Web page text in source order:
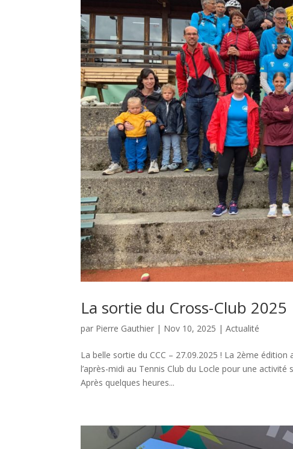
La sortie du Cross-Club 2025
par Pierre Gauthier | Nov 10, 2025 |Actualité
La belle sortie du CCC – 27.09.2025 ! La 2ème
l’après-midi au Tennis Club du Locle pour une
Après quelques heures...